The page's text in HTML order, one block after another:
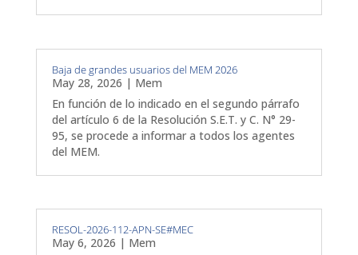
Baja de grandes usuarios del MEM 2026
May 28, 2026 | Mem
En función de lo indicado en el segundo párrafo
del artículo 6 de la Resolución S.E.T. y C. N° 29-
95, se procede a informar a todos los agentes
del MEM.
RESOL-2026-112-APN-SE#MEC
May 6, 2026 | Mem